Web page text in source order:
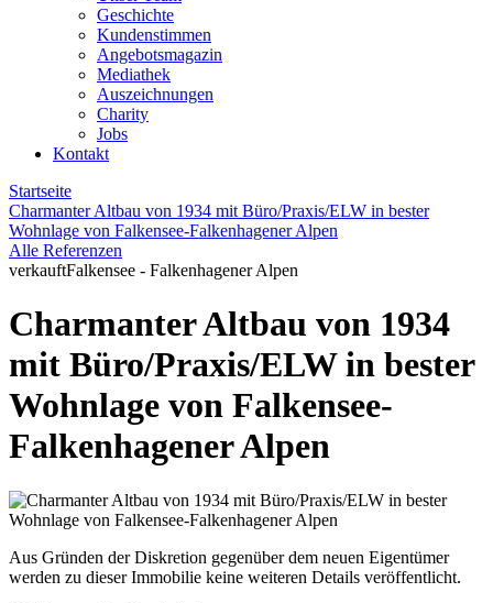
Geschichte
Kundenstimmen
Angebotsmagazin
Mediathek
Auszeichnungen
Charity
Jobs
Kontakt
Startseite
Charmanter Altbau von 1934 mit Büro/Praxis/ELW in bester
Wohnlage von Falkensee-Falkenhagener Alpen
Alle Referenzen
verkauftFalkensee - Falkenhagener Alpen
Charmanter Altbau von 1934
mit Büro/Praxis/ELW in bester
Wohnlage von Falkensee-
Falkenhagener Alpen
Aus Gründen der Diskretion gegenüber dem neuen Eigentümer
werden zu dieser Immobilie keine weiteren Details veröffentlicht.